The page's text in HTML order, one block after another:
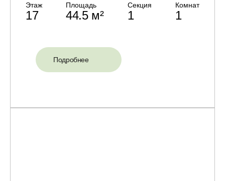
Этаж
17
Площадь
44.5 м²
Секция
1
Комнат
1
Подробнее